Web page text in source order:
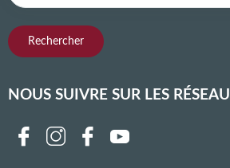
NOUS SUIVRE SUR LES
Follow us on facebook
Follow us on instagram
Follow us on
Follow us on